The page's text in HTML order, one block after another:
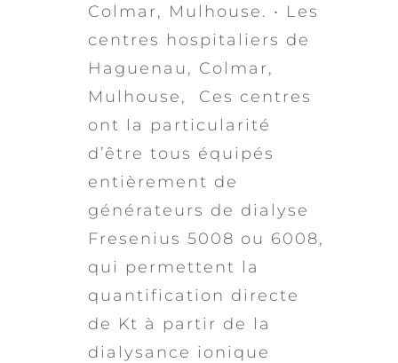
Colmar, Mulhouse. • Les
centres hospitaliers de
Haguenau, Colmar,
Mulhouse, Ces centres
ont la particularité
d’être tous équipés
entièrement de
générateurs de dialyse
Fresenius 5008 ou 6008,
qui permettent la
quantification directe
de Kt à partir de la
dialysance ionique